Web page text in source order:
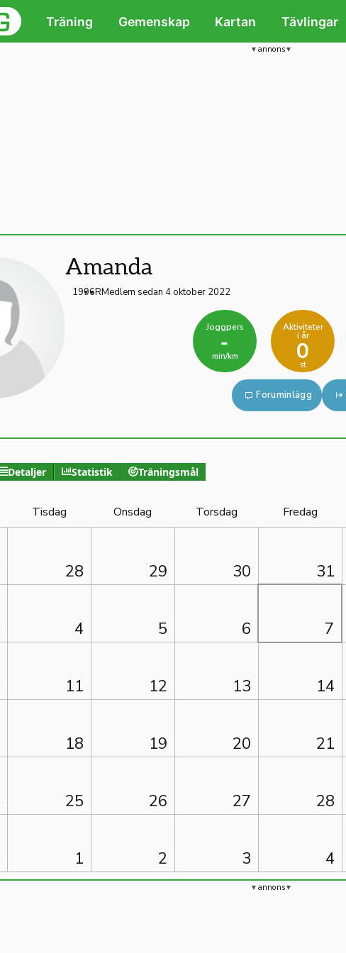
Träning Gemenskap Kartan Tävlingar
annons
Amanda
1996RMedlem sedan 4 oktober 2022
Joggpers
-
min/km
Aktiviteter
i år
0
st
Foruminlägg
Detaljer Statistik Träningsmål
Tisdag Onsdag Torsdag Fredag
28 29 30 31
4 5 6 7
11 12 13 14
18 19 20 21
25 26 27 28
1 2 3 4
annons